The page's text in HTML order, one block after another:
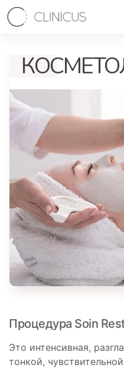
Процедура Soin
Это интенсивная,
тонкой,